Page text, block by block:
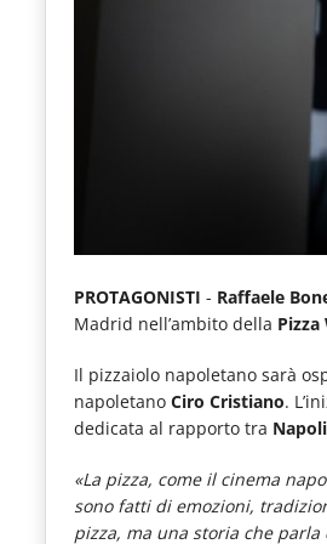
dei
consumi
fuoricasa,
del
Food
e
tutte
PROTAGONISTI - Raffaele
Madrid nell’ambito della Pizza
Il pizzaiolo napoletano sarà
napoletano Ciro Cristiano.
dedicata al rapporto tra Napoli
«La pizza, come il cinema
sono fatti di emozioni,
pizza, ma una storia che